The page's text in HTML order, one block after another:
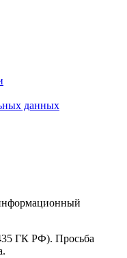
данных
ГК РФ). Просьба